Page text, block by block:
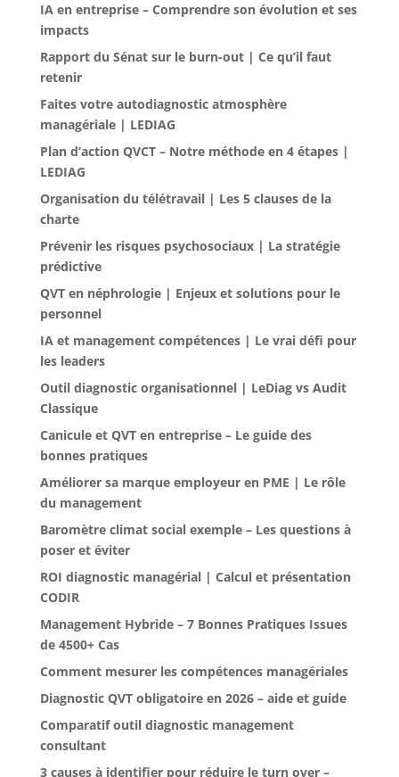
IA en entreprise – Comprendre son évolution et ses
impacts
Rapport du Sénat sur le burn-out | Ce qu’il faut
retenir
Faites votre autodiagnostic atmosphère
managériale | LEDIAG
Plan d’action QVCT – Notre méthode en 4 étapes |
LEDIAG
Organisation du télétravail | Les 5 clauses de la
charte
Prévenir les risques psychosociaux | La stratégie
prédictive
QVT en néphrologie | Enjeux et solutions pour le
personnel
IA et management compétences | Le vrai défi pour
les leaders
Outil diagnostic organisationnel | LeDiag vs Audit
Classique
Canicule et QVT en entreprise – Le guide des
bonnes pratiques
Améliorer sa marque employeur en PME | Le rôle
du management
Baromètre climat social exemple – Les questions à
poser et éviter
ROI diagnostic managérial | Calcul et présentation
CODIR
Management Hybride – 7 Bonnes Pratiques Issues
de 4500+ Cas
Comment mesurer les compétences managériales
Diagnostic QVT obligatoire en 2026 – aide et guide
Comparatif outil diagnostic management
consultant
3 causes à identifier pour réduire le turn over –